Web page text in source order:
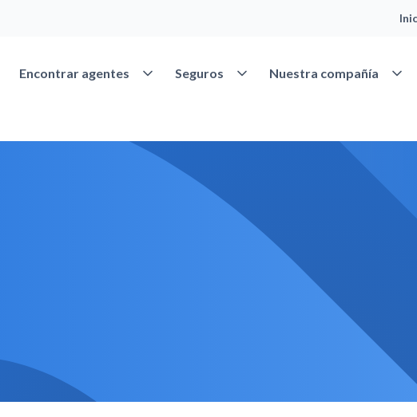
Encontrar agentes Abrir Encontrar agentes
Seguros Abrir SegurosNuestra compañía